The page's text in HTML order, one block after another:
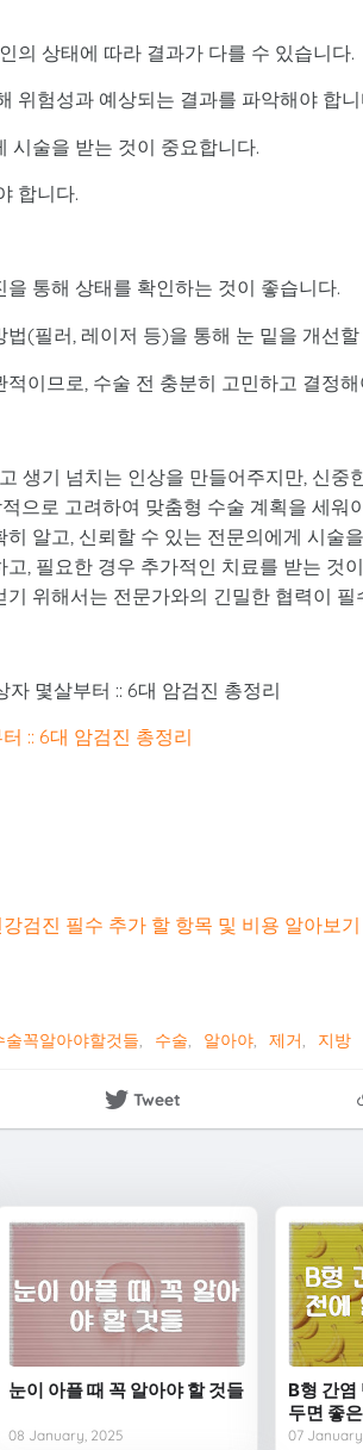
의 상태에 따라 결과가 다를 수 있습니다.
위험성과 예상되는 결과를 파악해야 합니
시술을 받는 것이 중요합니다.
합니다.
통해 상태를 확인하는 것이 좋습니다.
(필러, 레이저 등)을 통해 눈 밑을 개선
이므로, 수술 전 충분히 고민하고 결정
생기 넘치는 인상을 만들어주지만, 신중
으로 고려하여 맞춤형 수술 계획을 세워
알고, 신뢰할 수 있는 전문의에게 시술
, 필요한 경우 추가적인 치료를 받는 것
위해서는 전문가와의 긴밀한 협력이 필
자 몇살부터 :: 6대 암검진 총정리
:: 6대 암검진 총정리
검진 필수 추가 할 항목 및 비용 알아보기
술꼭알아야할것들 수술 알아야 제거 지방
Tweet
눈이 아플 때 꼭 알아야 할 것들
08 January, 2025
B형 간염
두면 좋
07